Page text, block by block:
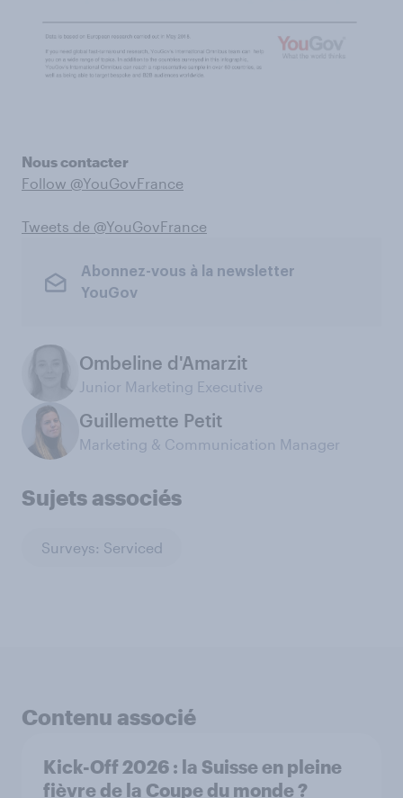
Nous contacter
Follow @YouGovFrance
Tweets de @YouGovFrance
Abonnez-vous à la newsletter
YouGov
Ombeline d'Amarzit
Junior Marketing Executive
Guillemette Petit
Marketing & Communication Manager
Sujets associés
Surveys: Serviced
Contenu associé
Kick-Off 2026 : la Suisse en pleine
fièvre de la Coupe du monde ?